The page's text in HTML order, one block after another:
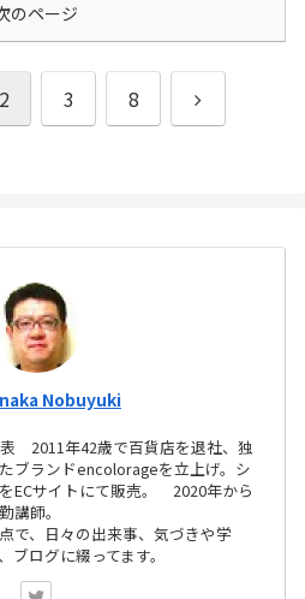
のページ
2 3 8
次
Nobuyuki
2011年42歳で百貨店を退社、独
ブランドencolorageを立上げ。シ
ECサイトにて販売。 2020年から
講師。
で、日々の出来事、気づきや学
ログに綴ってます。